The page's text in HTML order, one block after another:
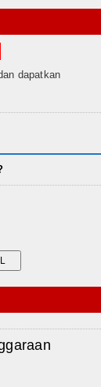
dapatkan